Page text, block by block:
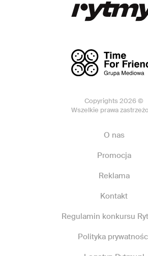
Copyrights 2026 ©
Wszelkie prawa
O nas
Promocja
Reklama
Kontakt
Regulamin konkursu
Polityka